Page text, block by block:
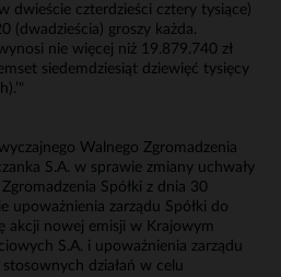
dwieście czterdzieści cztery tysiące)
(dwadzieścia) groszy każda.
nie więcej niż 19.879.740 zł
siedemdziesiąt dziewięć tysięcy
Walnego Zgromadzenia
S.A. w sprawie zmiany uchwały
Spółki z dnia 30
upoważnienia zarządu Spółki do
akcji nowej emisji w Krajowym
S.A. i upoważnienia zarządu
działań w celu